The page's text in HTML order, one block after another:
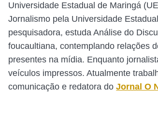
Universidade Estadual de Maringá
Jornalismo pela Universidade
pesquisadora, estuda Análise do
foucaultiana, contemplando relações
presentes na mídia. Enquanto
veículos impressos. Atualmente
comunicação e redatora doJornal O